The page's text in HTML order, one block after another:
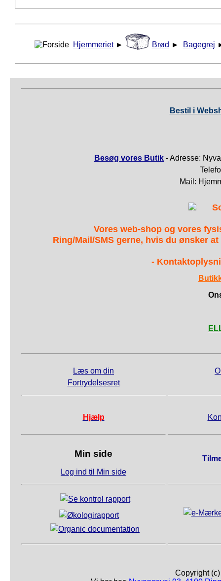
Hjemmeriet ► Brød ► Bagegrej
Bestil i
Besøg vores Butik - Adresse:
Mail:
Vores web-shop og vores
Ring/Mail/SMS gerne, hvis du ønsker
-
Læs om din
Fortrydelsesret
Hjælp
Min side
Log ind til Min side
Copyright